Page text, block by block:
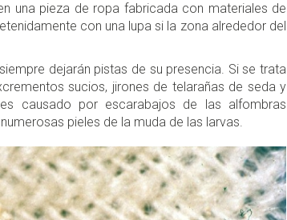
una pieza de ropa fabricada con materiales de
con una lupa si la zona alrededor del
dejarán pistas de su presencia. Si se trata
sucios, jirones de telarañas de seda y
causado por escarabajos de las alfombras
pieles de la muda de las larvas.